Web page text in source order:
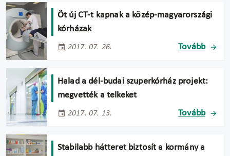
Öt új CT-t kapnak a közép-magyarországi
kórházak
2017. 07. 26. Tovább
Halad a dél-budai szuperkórház projekt:
megvették a telkeket
2017. 07. 13. Tovább
Stabilabb hátteret biztosít a kormány a